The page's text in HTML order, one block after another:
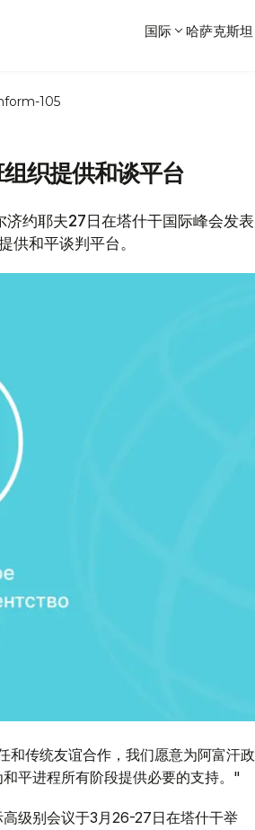
国际 哈萨克斯坦
105
织提供和谈平台
约耶夫27日在塔什干国际峰会发表
供和平谈判平台。
和传统友谊合作，我们愿意为阿富汗政
平进程所有阶段提供必要的支持。"
级别会议于3月26-27日在塔什干举